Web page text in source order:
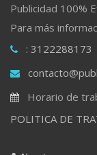
Publicidad 100%
Para más
: 3122288173
Horario de
POLITICA DE